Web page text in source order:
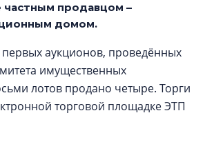
частным продавцом –
домом.
аукционов, проведённых
имущественных
лотов продано четыре. Торги
торговой площадке ЭТП